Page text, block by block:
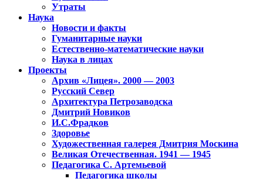
Утраты
Наука
Новости и факты
Гуманитарные науки
Естественно-математические науки
Наука в лицах
Проекты
Архив «Лицея». 2000 — 2003
Русский Север
Архитектура Петрозаводска
Дмитрий Новиков
И.С.Фрадков
Здоровье
Художественная галерея Дмитрия Москина
Великая Отечественная. 1941 — 1945
Педагогика С. Артемьевой
Педагогика школы